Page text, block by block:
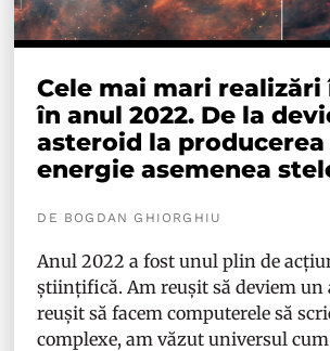
Cele mai mari
în anul 2022. De la
asteroid la producerea
energie asemenea
DE BOGDAN GHIORGHIU
Anul 2022 a fost unul plin de
științifică. Am reușit să deviem un
reușit să facem computerele să
complexe, am văzut universul